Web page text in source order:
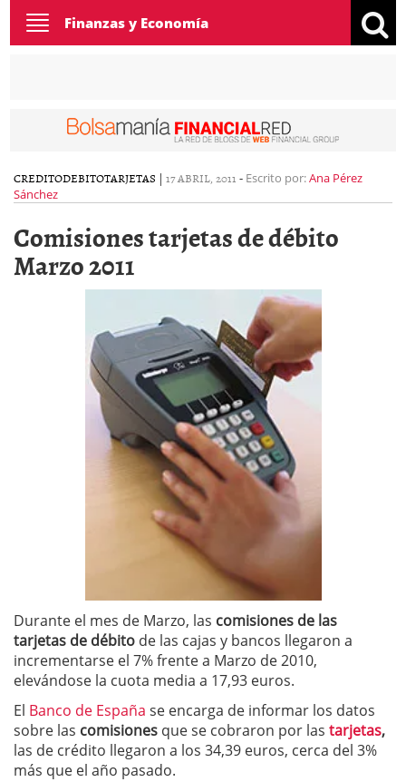
Toggle
navigation
Finanzas y Economía
CREDITODEBITOTARJETAS | 17 ABRIL, 2011 - Escrito por:Ana Pérez
Sánchez
Comisiones tarjetas de débito
Marzo 2011
Durante el mes de Marzo, las comisiones de las
tarjetas de débito de las cajas y bancos llegaron a
incrementarse el 7% frente a Marzo de 2010,
elevándose la cuota media a 17,93 euros.
El Banco de España se encarga de informar los datos
sobre las comisiones que se cobraron por las tarjetas,
las de crédito llegaron a los 34,39 euros, cerca del 3%
más que el año pasado.